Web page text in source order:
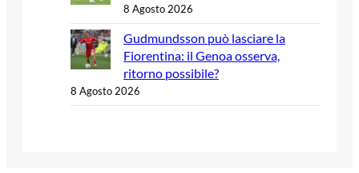
8 Agosto 2026
Gudmundsson può lasciare la
Fiorentina: il Genoa osserva,
ritorno possibile?
8 Agosto 2026